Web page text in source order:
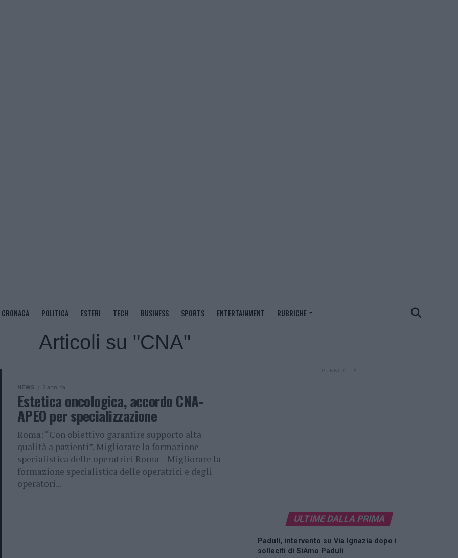
CRONACA POLITICA ESTERI TECH BUSINESS SPORTS ENTERTAINMENT RUBRICHE
Articoli su "CNA"
NEWS 2 anni fa
Estetica oncologica, accordo CNA-
APEO per specializzazione
Roma: “Con obiettivo garantire supporto alta
qualità a pazienti”. Migliorare la formazione
specialistica delle operatrici Roma – Migliorare la
formazione specialistica delle operatrici e degli
operatori...
PUBBLICITÀ
ULTIME DALLA PRIMA
Paduli, intervento su Via Ignazia dopo i
solleciti di SiAmo Paduli